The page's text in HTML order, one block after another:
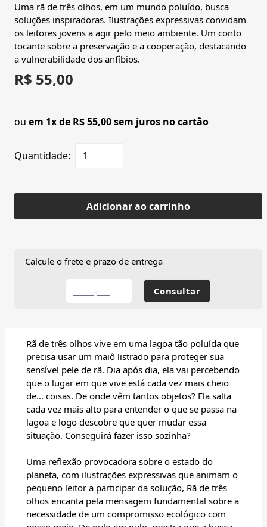
Uma rã de três olhos, em um mundo poluído, busca
soluções inspiradoras. Ilustrações expressivas convidam
os leitores jovens a agir pelo meio ambiente. Um conto
tocante sobre a preservação e a cooperação, destacando
a vulnerabilidade dos anfíbios.
R$ 55,00
ou em 1x de R$ 55,00 sem juros no cartão
Quantidade:
Adicionar ao carrinho
Calcule o frete e prazo de entrega
Rã de três olhos vive em uma lagoa tão poluída que
precisa usar um maiô listrado para proteger sua
sensível pele de rã. Dia após dia, ela vai percebendo
que o lugar em que vive está cada vez mais cheio
de... coisas. De onde vêm tantos objetos? Ela salta
cada vez mais alto para entender o que se passa na
lagoa e logo descobre que quer mudar essa
situação. Conseguirá fazer isso sozinha?
Uma reflexão provocadora sobre o estado do
planeta, com ilustrações expressivas que animam o
pequeno leitor a participar da solução, Rã de três
olhos encanta pela mensagem fundamental sobre a
necessidade de um compromisso ecológico com